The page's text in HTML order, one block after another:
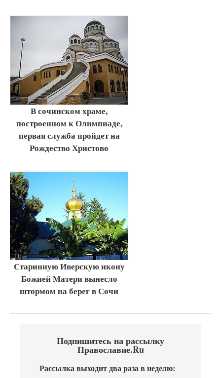
В сочинском храме,
построенном к Олимпиаде,
первая служба пройдет на
Рождество Христово
Старинную Иверскую икону
Божией Матери вынесло
штормом на берег в Сочи
Подпишитесь на рассылку
Православие.Ru
Рассылка выходит два раза в неделю: